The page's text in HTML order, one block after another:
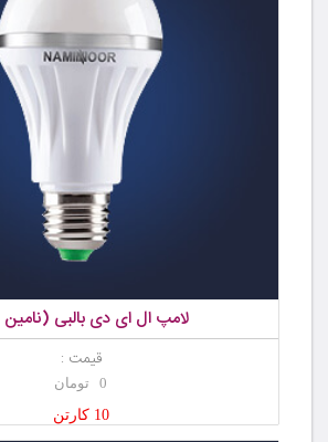
لامپ ال ای دی بالبی (نامین
قیمت :
0 تومان
10 کارتن